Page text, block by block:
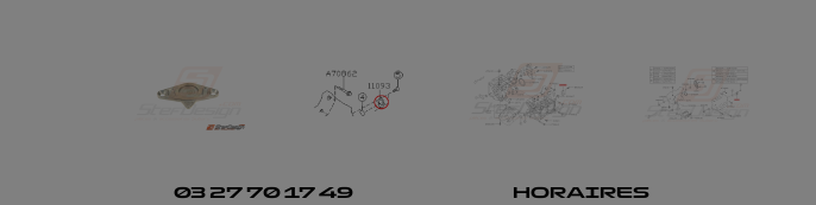
03 27 70 17 49 HORAIRES